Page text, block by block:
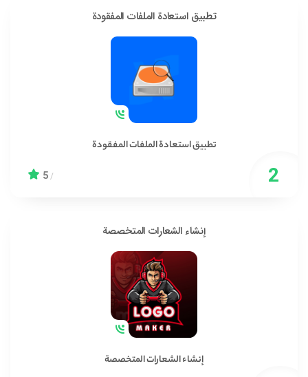
تطبيق استعادة الملفات المفقودة
تطبيق استعادة الملفات المفقودة
/
5
إنشاء الشعارات المتخصصة
إنشاء الشعارات المتخصصة